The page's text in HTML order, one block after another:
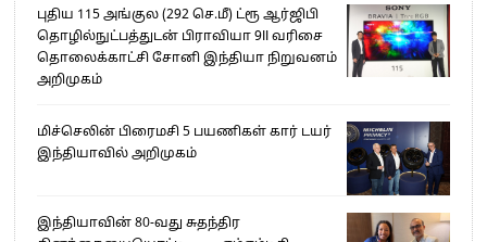
புதிய 115 அங்குல (292 செ.மீ) ட்ரூ ஆர்ஜிபி
தொழில்நுட்பத்துடன் பிராவியா 9II வரிசை
தொலைக்காட்சி சோனி இந்தியா நிறுவனம்
அறிமுகம்
மிச்செலின் பிரைமசி 5 பயணிகள் கார் டயர்
இந்தியாவில் அறிமுகம்
இந்தியாவின் 80-வது சுதந்திர